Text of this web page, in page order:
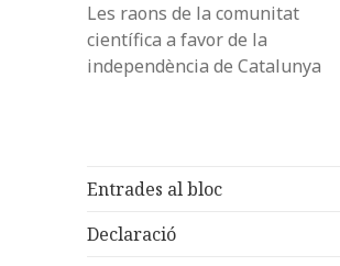
Les raons de la comunitat
científica a favor de la
independència de Catalunya
Entrades al bloc
Declaració